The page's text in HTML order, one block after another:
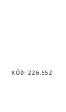
KÓD:226.552